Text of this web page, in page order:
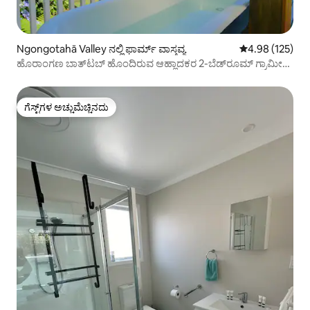
Ngongotahā Valley ನಲ್ಲಿ ಫಾರ್ಮ್ ವಾಸ್ತವ್ಯ 5 ರಲ್ಲಿ 4.98
4.98 (125)
ಹೊರಾಂಗಣ ಬಾತ್‌ಟಬ್ ಹೊಂದಿರುವ ಆಹ್ಲಾದಕರ 2-ಬೆಡ್‌ರೂಮ್ ಗ್ರಾಮೀಣ
ಗೆಸ್ಟ್‌ಗಳ ಅಚ್ಚುಮೆಚ್ಚಿನದು
ಗೆಸ್ಟ್‌ಗಳ ಅಚ್ಚುಮೆಚ್ಚಿನದು